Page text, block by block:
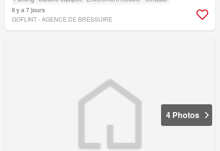
Il y a 7 jours
GOFLINT - AGENCE DE BRESSUIRE
4 Photos